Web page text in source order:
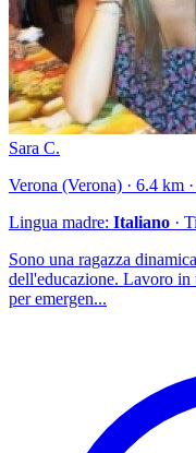
Sara C.
Verona (Verona) · 6.4 km
Lingua madre: Italiano ·
Sono una ragazza
dell'educazione. Lavoro in
per emergen...